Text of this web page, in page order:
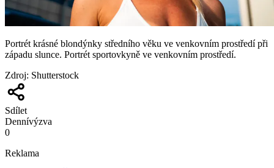
Portrét krásné blondýnky středního věku ve venkovním prostředí při
západu slunce. Portrét sportovkyně ve venkovním prostředí.
Zdroj: Shutterstock
Sdílet
Dennívýzva
0
Reklama